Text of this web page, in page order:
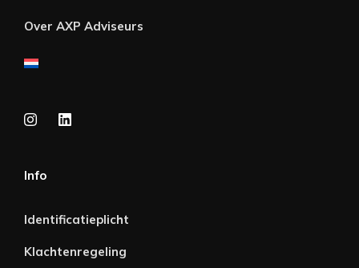
Over AXP Adviseurs
Info
Identificatieplicht
Klachtenregeling